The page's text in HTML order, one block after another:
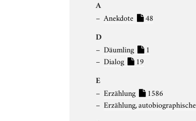
A
Anekdote 48
D
Däumling
1
Dialog
19
E
Erzählung
1586
Erzählung, autobiographische